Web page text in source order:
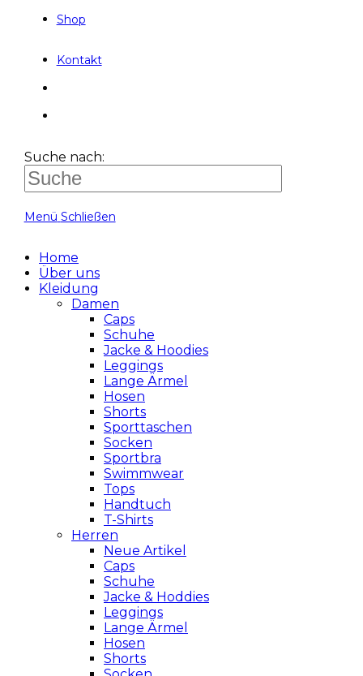
Shop
Kontakt
Suche nach:
Menü Schließen
Home
Über uns
Kleidung
Damen
Caps
Schuhe
Jacke & Hoodies
Leggings
Lange Ärmel
Hosen
Shorts
Sporttaschen
Socken
Sportbra
Swimmwear
Tops
Handtuch
T-Shirts
Herren
Neue Artikel
Caps
Schuhe
Jacke & Hoddies
Leggings
Lange Ärmel
Hosen
Shorts